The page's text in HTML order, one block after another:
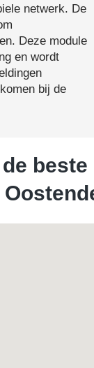
netwerk. De
Deze module
en wordt
bij de
beste